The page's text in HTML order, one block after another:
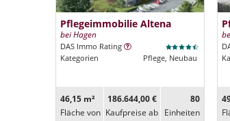
Pflegeimmobilie Altena
bei Hagen
DAS Immo Rating
Kategorien
Pflege, Neubau
46,15 m²
Fläche von
186.644,00 €
Kaufpreise ab
80
Ein­heiten